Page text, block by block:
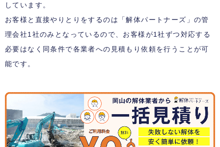
しています。
お客様と直接やりとりをするのは「解体パートナーズ」の管
理会社1社のみとなっているので、お客様が1社ずつ対応する
必要はなく同条件で各業者への見積もり依頼を行うことが可
能です。